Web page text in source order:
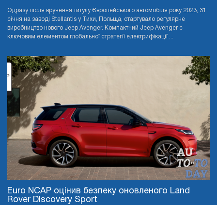
Одразу після вручення титулу Європейського автомобіля року 2023, 31
січня на заводі Stellantis у Тихи, Польща, стартувало регулярне
виробництво нового Jeep Avenger. Компактний Jeep Avenger є
ключовим елементом глобальної стратегії електрифікації ...
Euro NCAP оцінив безпеку оновленого Land
Rover Discovery Sport